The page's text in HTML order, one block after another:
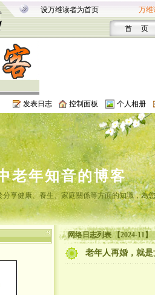
设万维读者为首页 万维
首 页
发表日志 控制面板 个人相册
老年知音的博客
享健康、養生、家庭關係等方面的知識，為
网络日志列表 【2024-11】
老年人再婚，就